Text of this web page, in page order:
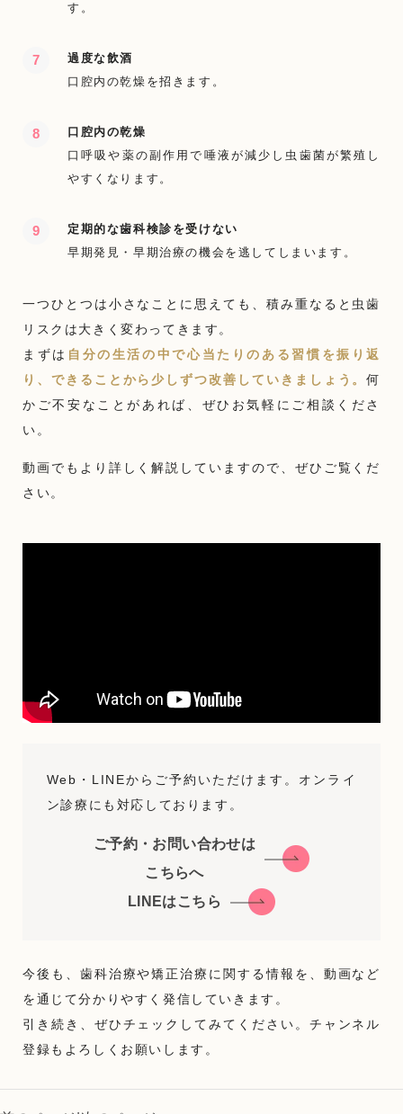
す。
過度な飲酒
口腔内の乾燥を招きます。
口腔内の乾燥
口呼吸や薬の副作用で唾液が減少し虫歯菌が繁殖し
やすくなります。
定期的な歯科検診を受けない
早期発見・早期治療の機会を逃してしまいます。
一つひとつは小さなことに思えても、積み重なると虫歯
リスクは大きく変わってきます。
まずは 自分の生活の中で心当たりのある習慣を振り返
り、できることから少しずつ改善していきましょう。何
かご不安なことがあれば、ぜひお気軽にご相談くださ
い。
動画でもより詳しく解説していますので、ぜひご覧くだ
さい。
Web・LINEからご予約いただけます。オンライ
ン診療にも対応しております。
ご予約・お問い合わせは
こちらへ
LINEはこちら
今後も、歯科治療や矯正治療に関する情報を、動画など
を通じて分かりやすく発信していきます。
引き続き、ぜひチェックしてみてください。チャンネル
登録もよろしくお願いします。